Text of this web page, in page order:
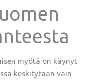
myötä on käynyt
keskitytään vain